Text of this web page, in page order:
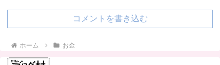
コメントを書き込む
ホーム お金